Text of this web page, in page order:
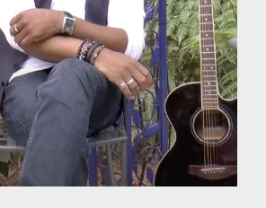
VOIR L'INTERVIEW